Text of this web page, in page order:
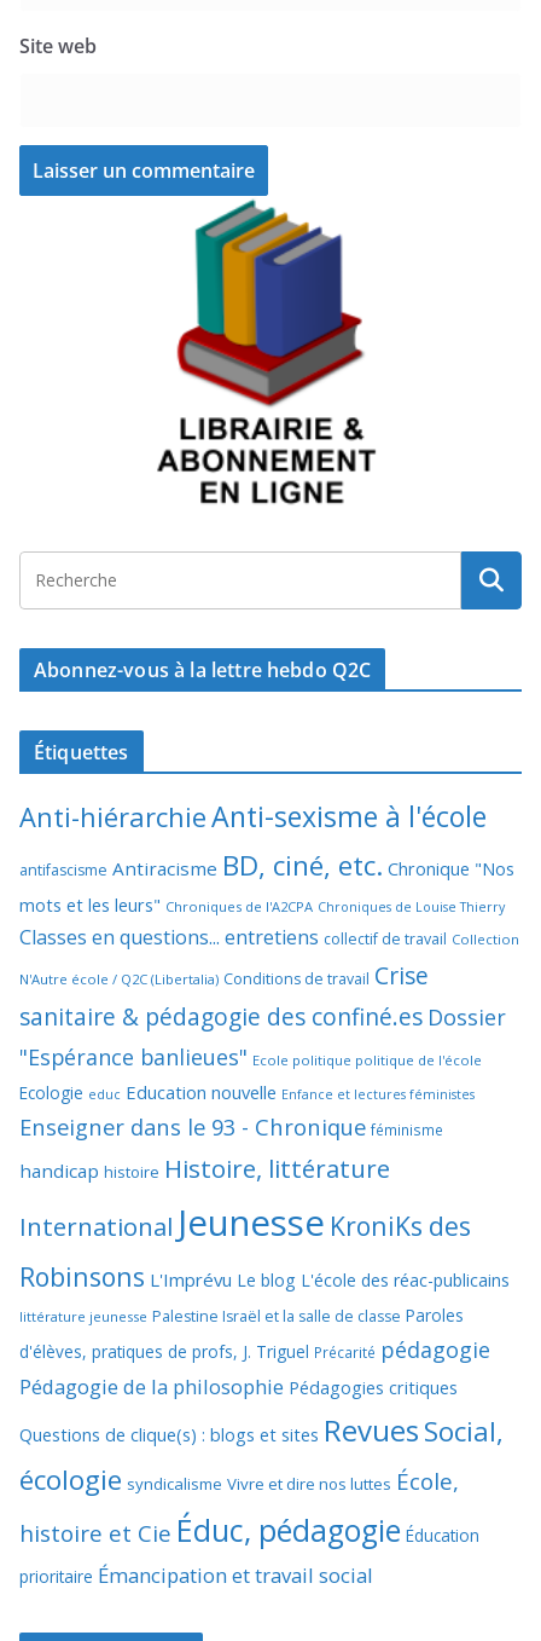
Site web
Abonnez-vous à la lettre hebdo Q2C
Étiquettes
Anti-hiérarchieAnti-sexisme à l'école
antifascisme Antiracisme BD, ciné, etc. Chronique "Nos
mots et les leurs" Chroniques de l'A2CPA Chroniques de Louise Thierry
Classes en questions... entretiens collectif de travail Collection
N'Autre école / Q2C (Libertalia) Conditions de travail Crise
sanitaire & pédagogie des confiné.es Dossier
"Espérance banlieues" Ecole politique politique de l'école
Ecologie educ Education nouvelle Enfance et lectures féministes
Enseigner dans le 93 - Chronique féminisme
handicap histoire Histoire, littérature
International Jeunesse KroniKs des
Robinsons L'Imprévu Le blog L'école des réac-publicains
littérature jeunesse Palestine Israël et la salle de classe Paroles
d'élèves, pratiques de profs, J. Triguel Précarité pédagogie
Pédagogie de la philosophie Pédagogies critiques
Questions de clique(s) : blogs et sites RevuesSocial,
écologie syndicalisme Vivre et dire nos luttes École,
histoire et Cie Éduc, pédagogie Éducation
prioritaire Émancipation et travail social